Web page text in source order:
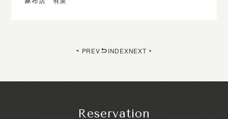
PREV INDEXNEXT
Reservation